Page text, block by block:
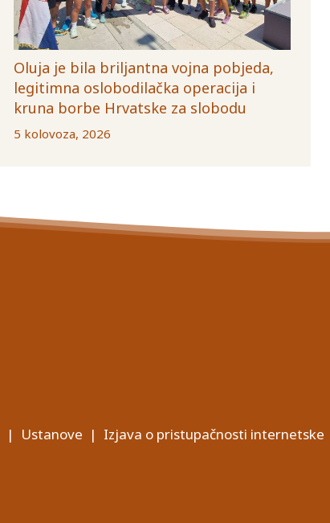
Oluja je bila briljantna vojna pobjeda,
legitimna oslobodilačka operacija i
kruna borbe Hrvatske za slobodu
5 kolovoza, 2026
| Ustanove | Izjava o pristupačnosti internetske